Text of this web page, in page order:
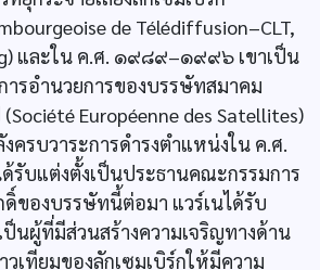
de Télédiffusion–CLT,
และใน ค.ศ. ๑๙๘๙–๑๙๙๖ เขาเป็น
รอำนวยการของบรรษัทสมาคม
Européenne des Satellites)
ครบวาระการดำรงตำแหน่งใน ค.ศ.
รับแต่งตั้งเป็นประธานคณะกรรมการ
ของบรรษัทนี้ต่อมา แวร์เนได้รับ
ป็นผู้ที่มีส่วนสร้างความเจริญทางด้าน
วเทียมของลักเซมเบิร์กให้มีความ